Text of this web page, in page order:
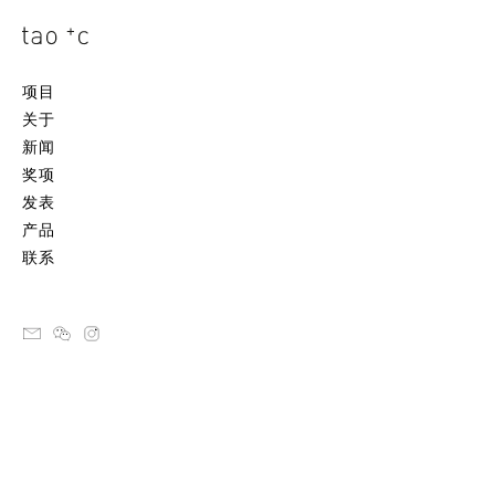
项目
关于
新闻
奖项
发表
产品
联系